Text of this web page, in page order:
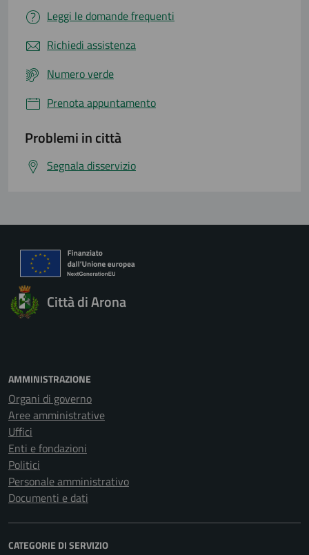
Leggi le domande frequenti
Richiedi assistenza
Numero verde
Prenota appuntamento
Problemi in città
Segnala disservizio
Città di Arona
AMMINISTRAZIONE
Organi di governo
Aree amministrative
Uffici
Enti e fondazioni
Politici
Personale amministrativo
Documenti e dati
CATEGORIE DI SERVIZIO